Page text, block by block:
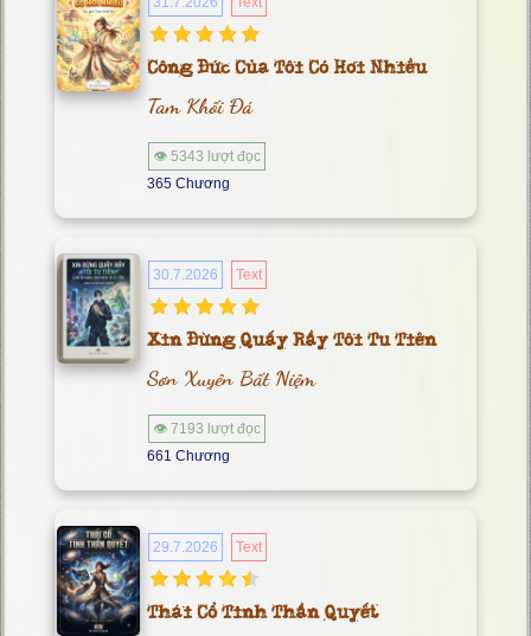
Công Đức Của Tôi Có Hơi Nhiều
Tam Khối Đá
👁 5343 lượt đọc
365 Chương
30.7.2026 Text
Xin Đừng Quấy Rầy Tôi Tu Tiên
Sơn Xuyên Bất Niệm
👁 7193 lượt đọc
661 Chương
29.7.2026 Text
Thái Cổ Tinh Thần Quyết